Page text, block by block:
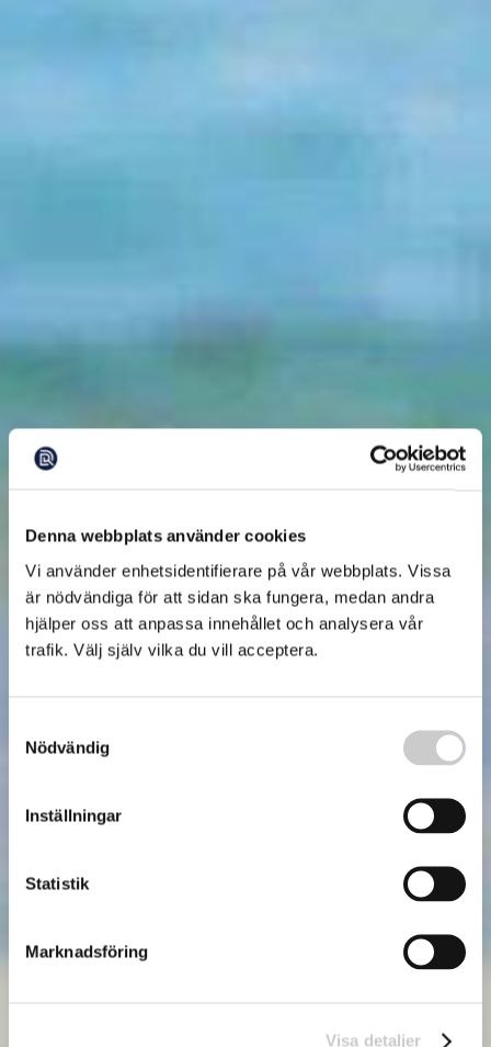
Denna webbplats använder cookies
Vi använder enhetsidentifierare på vår webbplats. Vissa
är nödvändiga för att sidan ska fungera, medan andra
hjälper oss att anpassa innehållet och analysera vår
trafik. Välj själv vilka du vill acceptera.
Nödvändig
Inställningar
Statistik
Marknadsföring
Visa detaljer